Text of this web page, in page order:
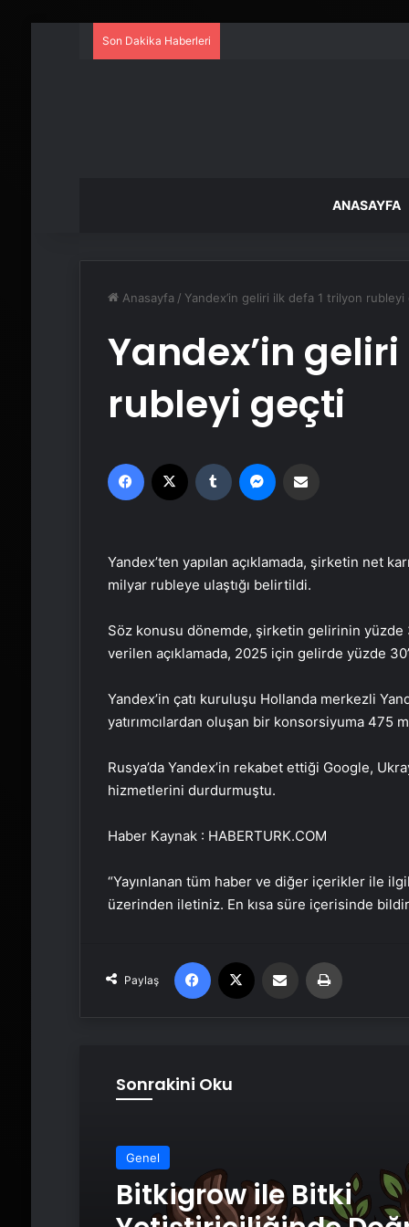
Son Dakika Haberleri
ANASAYFA
Anasayfa / Yandex’in geliri ilk defa 1 trilyon rubleyi
Yandex’in
rubleyi geçti
Facebook Tumblr
Yandex’ten yapılan açıklamada, şirketin net
milyar rubleye ulaştığı belirtildi.
Söz konusu dönemde, şirketin gelirinin
verilen açıklamada, 2025 için gelirde yüzde
Yandex’in çatı kuruluşu Hollanda merkezli
yatırımcılardan oluşan bir konsorsiyuma 475
Rusya’da Yandex’in rekabet ettiği Google,
hizmetlerini durdurmuştu.
Haber Kaynak : HABERTURK.COM
“Yayınlanan tüm haber ve diğer içerikler ile
üzerinden iletiniz. En kısa süre içerisinde
Paylaş
Facebook Email'den paylaş
Sonrakini Oku
Genel
Bitkigrow ile Bitki